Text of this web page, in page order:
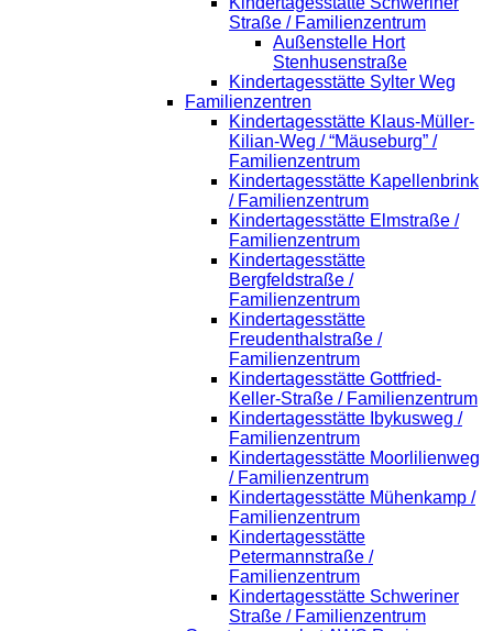
Straße / Familienzentrum
Außenstelle Hort
Stenhusenstraße
Kindertagesstätte Sylter Weg
Familienzentren
Kindertagesstätte Klaus-Müller-
Kilian-Weg / “Mäuseburg” /
Familienzentrum
Kindertagesstätte Kapellenbrink
/ Familienzentrum
Kindertagesstätte Elmstraße /
Familienzentrum
Kindertagesstätte
Bergfeldstraße /
Familienzentrum
Kindertagesstätte
Freudenthalstraße /
Familienzentrum
Kindertagesstätte Gottfried-
Keller-Straße / Familienzentrum
Kindertagesstätte Ibykusweg /
Familienzentrum
Kindertagesstätte Moorlilienweg
/ Familienzentrum
Kindertagesstätte Mühenkamp /
Familienzentrum
Kindertagesstätte
Petermannstraße /
Familienzentrum
Kindertagesstätte Schweriner
Straße / Familienzentrum